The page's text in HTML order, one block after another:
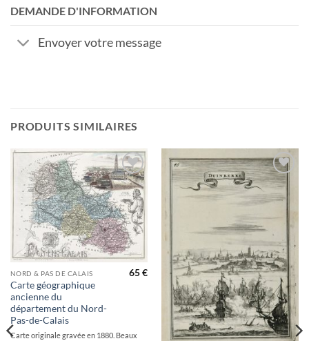
DEMANDE D'INFORMATION
Envoyer votre message
PRODUITS SIMILAIRES
Ajouter
à la
wishlist
NORD & PAS DE CALAIS
Carte géographique
ancienne du
département du Nord-
Pas-de-Calais
65€
Carte originale gravée en 1880. Beaux
Ajouter
à la
wishlist